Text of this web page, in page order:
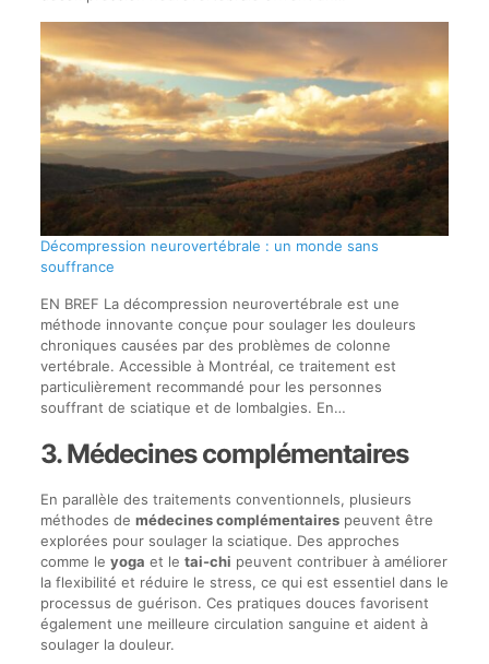
Décompression neurovertébrale : un monde sans
souffrance
EN BREF La décompression neurovertébrale est une
méthode innovante conçue pour soulager les douleurs
chroniques causées par des problèmes de colonne
vertébrale. Accessible à Montréal, ce traitement est
particulièrement recommandé pour les personnes
souffrant de sciatique et de lombalgies. En…
3. Médecines complémentaires
En parallèle des traitements conventionnels, plusieurs
méthodes de médecines complémentairespeuvent être
explorées pour soulager la sciatique. Des approches
comme le yoga et le tai-chi peuvent contribuer à améliorer
la flexibilité et réduire le stress, ce qui est essentiel dans le
processus de guérison. Ces pratiques douces favorisent
également une meilleure circulation sanguine et aident à
soulager la douleur.